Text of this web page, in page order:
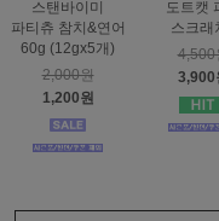
스탠바이미
파티츄 참치&연어
60g (12gx5개)
2,000원
1,200원
도트캣
스크래
4,500
3,900